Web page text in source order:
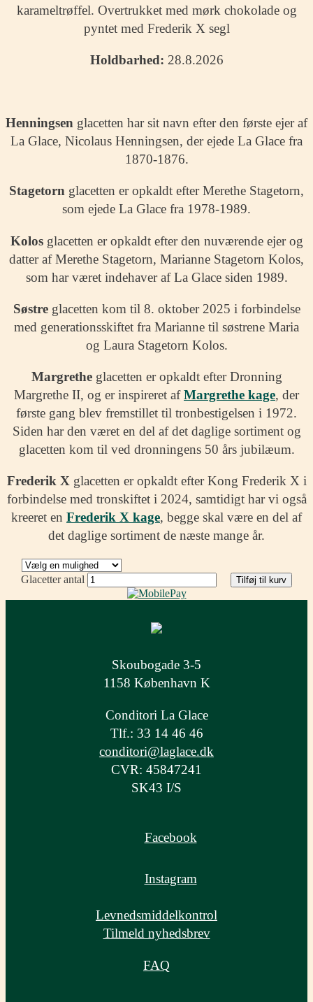
karameltrøffel. Overtrukket med mørk chokolade og
pyntet med Frederik X segl
Holdbarhed: 28.8.2026
Henningsen glacetten har sit navn efter den første ejer af
La Glace, Nicolaus Henningsen, der ejede La Glace fra
1870-1876.
Stagetorn glacetten er opkaldt efter Merethe Stagetorn,
som ejede La Glace fra 1978-1989.
Kolosglacetten er opkaldt efter den nuværende ejer og
datter af Merethe Stagetorn, Marianne Stagetorn Kolos,
som har været indehaver af La Glace siden 1989.
Søstre glacetten kom til 8. oktober 2025 i forbindelse
med generationsskiftet fra Marianne til søstrene Maria
og Laura Stagetorn Kolos.
Margretheglacetten er opkaldt efter Dronning
Margrethe II, og er inspireret afMargrethe kage, der
første gang blev fremstillet til tronbestigelsen i 1972.
Siden har den været en del af det daglige sortiment og
glacetten kom til ved dronningens 50 års jubilæum.
Frederik X glacetten er opkaldt efter Kong Frederik X i
forbindelse med tronskiftet i 2024, samtidigt har vi også
kreeret en Frederik X kage, begge skal være en del af
det daglige sortiment de næste mange år.
Glacetter antal Tilføj til kurv
Skoubogade 3-5
1158 København K
Conditori La Glace
Tlf.: 33 14 46 46
conditori@laglace.dk
CVR: 45847241
SK43 I/S
Facebook
Instagram
Levnedsmiddel­kontrol
Tilmeld nyhedsbrev
FAQ